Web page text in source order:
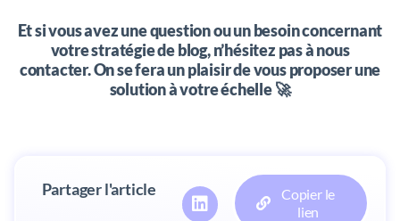
Et si vous avez une question ou un besoin concernant
votre stratégie de blog, n’hésitez pas à nous
contacter. On se fera un plaisir de vous proposer une
solution à votre échelle 🚀
Partager l'article
Copier le
lien